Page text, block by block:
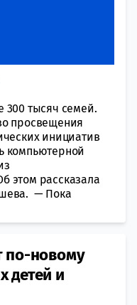
300 тысяч семей.
просвещения
инициатив
компьютерной
этом рассказала
— Пока
по-новому
детей и